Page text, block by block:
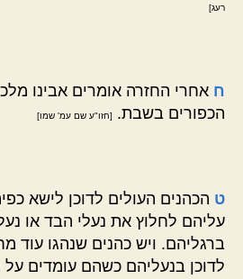
רעג]
ח אחרי החזרה אומרים אבינו
הכפורים בשבת.
[חזו"ע שם עמ' שמו]
ט הכהנים העולים לדוכן לישא
עליהם לחלוץ את נעלי הבד או
ברגליהם. ויש כהנים שנהגו עוד
לדוכן בנעליהם כשהם עומדים על